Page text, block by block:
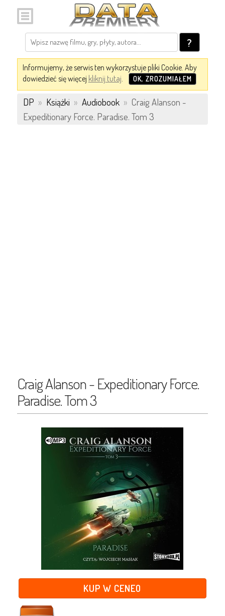
?
Informujemy, że serwis ten wykorzystuje pliki Cookie. Aby
dowiedzieć się więcej kliknij tutaj. OK, ZROZUMIAŁEM
DP » Książki » Audiobook » Craig Alanson -
Expeditionary Force. Paradise. Tom 3
Craig Alanson - Expeditionary Force.
Paradise. Tom 3
KUP W CENEO